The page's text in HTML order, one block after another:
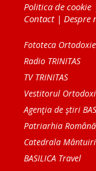
Politica de cookie
Contact| Despre
Fototeca
Radio TRINITAS
TV TRINITAS
Vestitorul
Agenţia de ştiri
Patriarhia Română
Catedrala
BASILICA Travel